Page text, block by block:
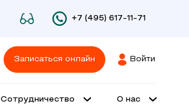
+7 (495) 617-11-71
Записаться онлайн Войти
Сотрудничество О нас